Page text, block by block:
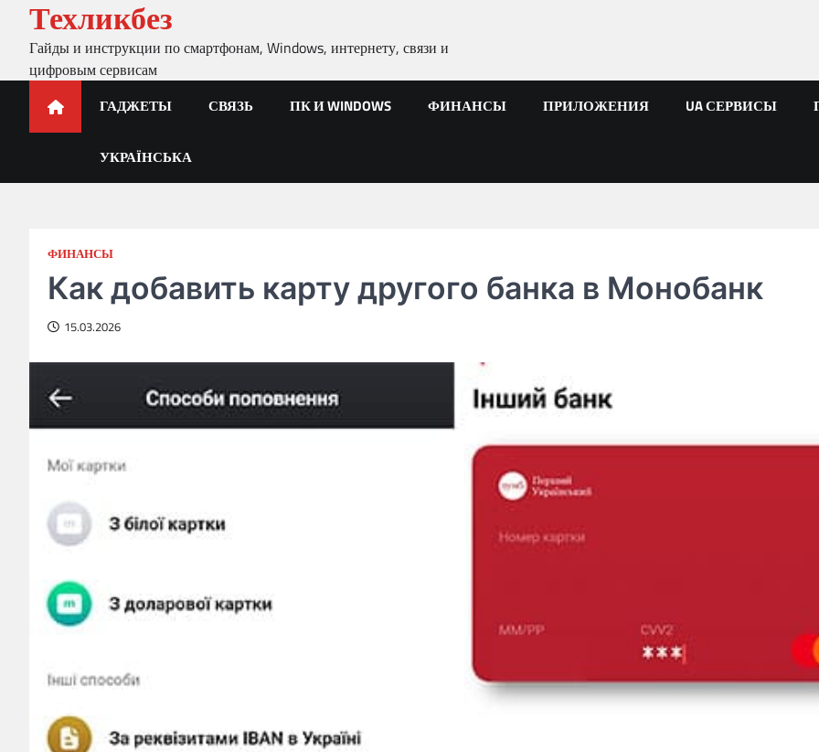
content
Техликбез
Гайды и инструкции по смартфонам, Windows, интернету, связи и
цифровым сервисам
ГАДЖЕТЫ СВЯЗЬ ПК И WINDOWS ФИНАНСЫ ПРИЛОЖЕНИЯ UA СЕРВИСЫ
УКРАЇНСЬКА
ФИНАНСЫ
Как добавить карту другого банка в Монобанк
15.03.2026